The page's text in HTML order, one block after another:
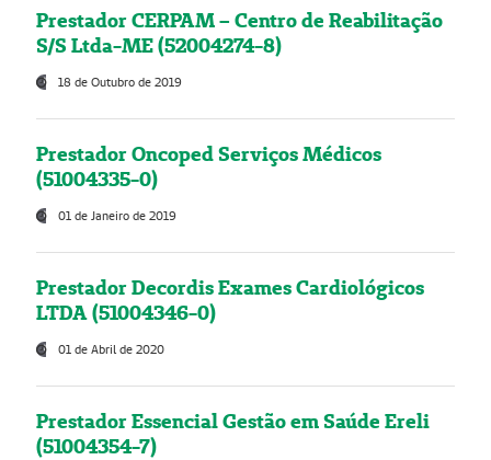
Prestador CERPAM – Centro de Reabilitação
S/S Ltda-ME (52004274-8)
18 de Outubro de 2019
Prestador Oncoped Serviços Médicos
(51004335-0)
01 de Janeiro de 2019
Prestador Decordis Exames Cardiológicos
LTDA (51004346-0)
01 de Abril de 2020
Prestador Essencial Gestão em Saúde Ereli
(51004354-7)